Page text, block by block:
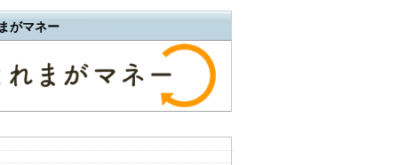
がマネー